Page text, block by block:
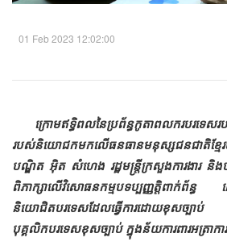
01 Feb 2023 12:02:00
ក្រោមឥទិ្ធពលនៃប្រព័ន្ធកូតាពលករបរទេស
របស់និយោជកមកលើធនធានមនុស្សជនជាតិខ្ម
បណ្ឌិត អ៊ិត សំហេង រដ្ឋមន្ត្រីក្រសួងការងារ និង
ពិភាក្សាលើវិសោធនកម្មបទប្បញ្ញត្តិពាក់ព័ន្ធ ដ
និយោជិតបរទេសដែលធ្វើការដោយខុសច្ប
បុគ្គលិកបរទេសខុសច្បាប់ ក្នុងន័យការពារអត្រាកា